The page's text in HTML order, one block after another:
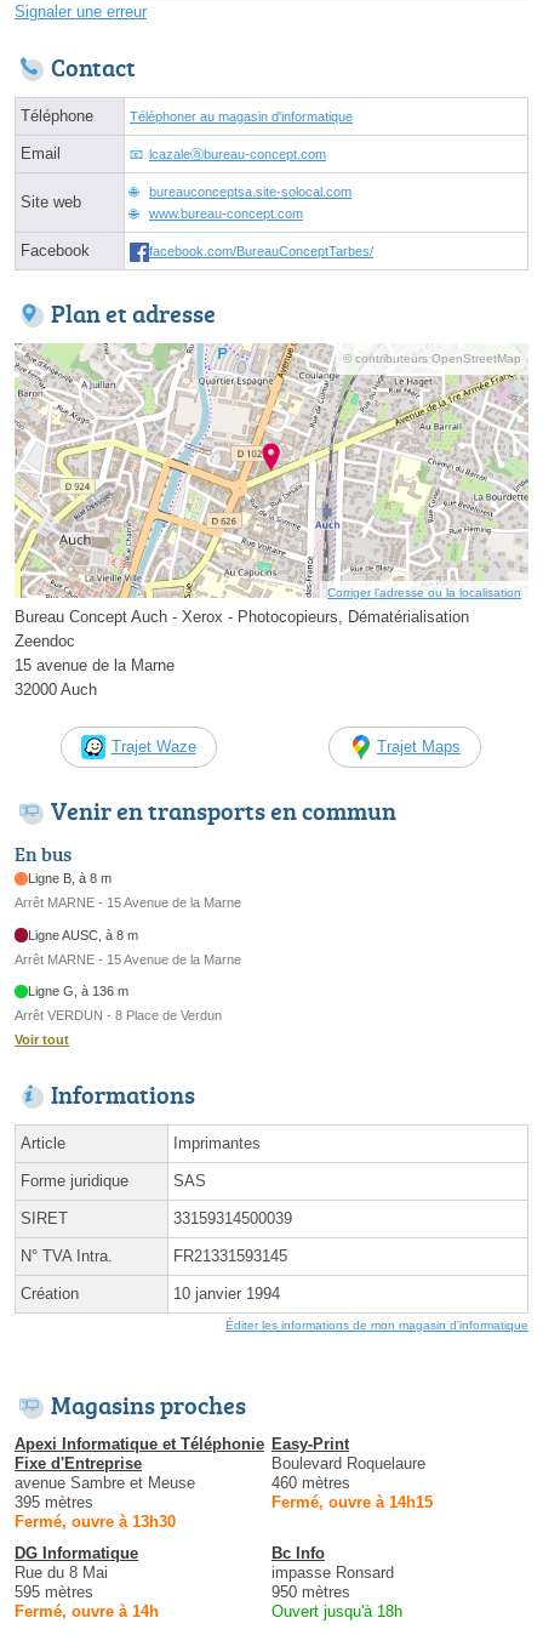
Signaler une erreur
Contact
Téléphone Téléphoner au magasin d'informatique
Email lcazaleⓐbureau-concept.com
Site web
bureauconceptsa.site-solocal.com
www.bureau-concept.com
Facebook facebook.com/BureauConceptTarbes/
Plan et adresse
© contributeurs OpenStreetMap
Corriger l’adresse ou la localisation
Bureau Concept Auch - Xerox - Photocopieurs, Dématérialisation
Zeendoc
15 avenue de la Marne
32000 Auch
Trajet Waze Trajet Maps
Venir en transports en commun
En bus
Ligne B, à 8 m
Arrêt MARNE - 15 Avenue de la Marne
Ligne AUSC, à 8 m
Arrêt MARNE - 15 Avenue de la Marne
Ligne G, à 136 m
Arrêt VERDUN - 8 Place de Verdun
Voir tout
Informations
Article Imprimantes
Forme juridique SAS
SIRET 33159314500039
N° TVA Intra. FR21331593145
Création 10 janvier 1994
Éditer les informations de mon magasin d'informatique
Magasins proches
Apexi Informatique et Téléphonie
Fixe d'Entreprise
avenue Sambre et Meuse
395 mètres
Fermé, ouvre à 13h30
Easy-Print
Boulevard Roquelaure
460 mètres
Fermé, ouvre à 14h15
DG Informatique
Rue du 8 Mai
595 mètres
Fermé, ouvre à 14h
Bc Info
impasse Ronsard
950 mètres
Ouvert jusqu'à 18h